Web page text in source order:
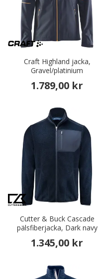
Craft Highland jacka,
Gravel/platinium
1.789,00 kr
Cutter & Buck Cascade
pälsfiberjacka, Dark navy
1.345,00 kr